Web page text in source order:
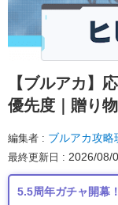
【ブルアカ】
優先度｜贈り物
編集者 ブルアカ攻略
最終更新日 2026/08/
5.5周年ガチャ開幕